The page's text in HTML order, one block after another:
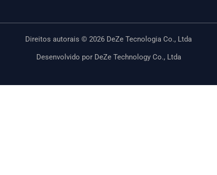
Direitos autorais © 2026 DeZe Tecnologia Co., Ltda
Desenvolvido por DeZe Technology Co., Ltda